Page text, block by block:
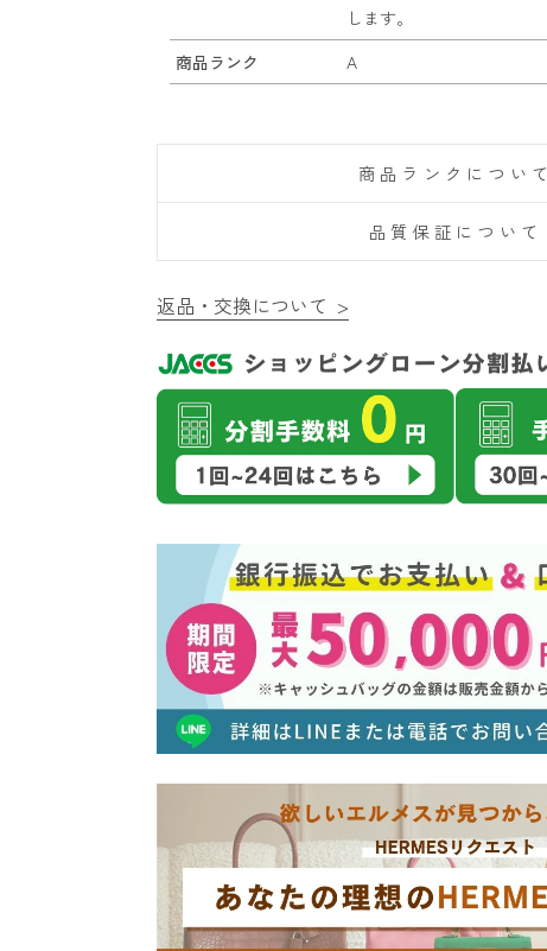
します。
商品ランク
A
商品ランクについて
品質保証について
返品・交換について >